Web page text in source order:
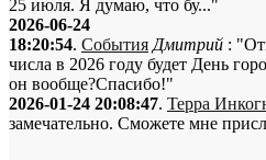
25 июля. Я думаю, что бу..."
2026-06-24
18:20:54. События Дмитрий :
числа в 2026 году будет День
он вообще?Спасибо!"
2026-01-24 20:08:47. Терра
замечательно. Сможете мне